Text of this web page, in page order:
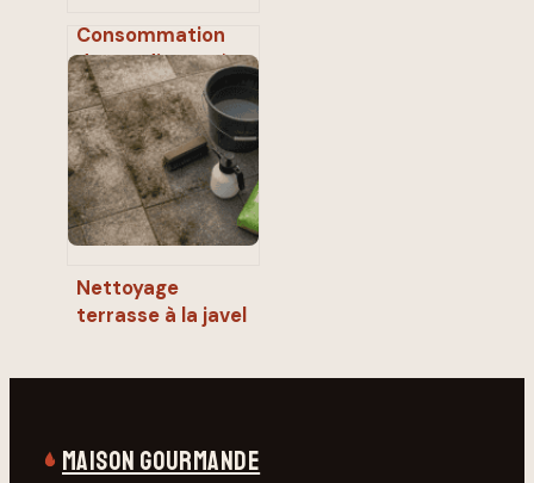
Consommation
d’un radiateur à
inertie : l’erreur de
réglage qui fait
exploser votre
facture
Nettoyage
terrasse à la javel
MAISON GOURMANDE